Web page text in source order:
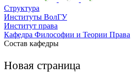
Структура
Институты ВолГУ
Институт права
Кафедра Философии и Теории Права
Состав кафедры
Новая страница